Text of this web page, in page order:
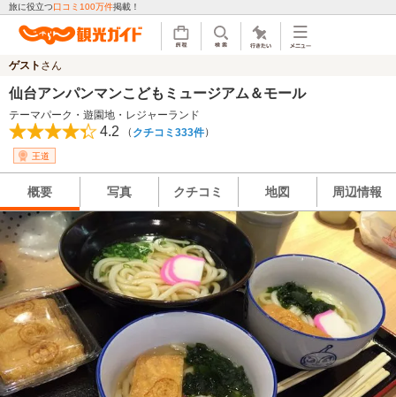
旅に役立つ口コミ100万件掲載！
ゲスト さん
仙台アンパンマンこどもミュージアム＆モール
テーマパーク・遊園地・レジャーランド
4.2 （ クチコミ333件）
王道
概要 写真 クチコミ 地図 周辺情報